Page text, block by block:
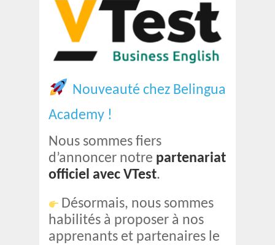
Nouveauté chez Belingua
Academy !
Nous sommes fiers
d’annoncer notre partenariat
officiel avec VTest.
Désormais, nous sommes
habilités à proposer à nos
apprenants et partenaires le